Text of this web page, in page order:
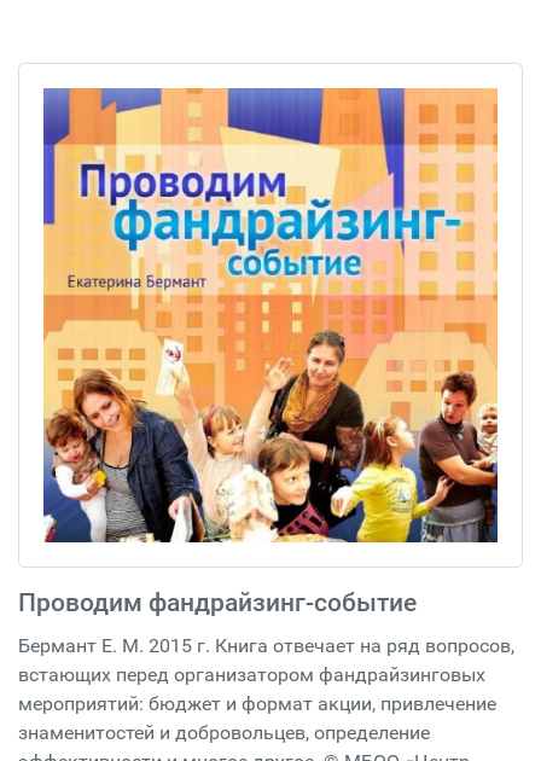
Проводим фандрайзинг-событие
Бермант Е. М. 2015 г. Книга отвечает на ряд вопросов,
встающих перед организатором фандрайзинговых
мероприятий: бюджет и формат акции, привлечение
знаменитостей и добровольцев, определение